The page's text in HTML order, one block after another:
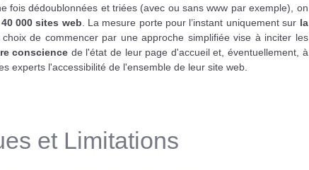
fois dédoublonnées et triées (avec ou sans www par exemple), on
40 000 sites web . La mesure porte pour l’instant uniquement sur la
choix de commencer par une approche simplifiée vise à inciter les
conscience de l'état de leur page d'accueil et, éventuellement, à
experts l'accessibilité de l'ensemble de leur site web.
et Limitations